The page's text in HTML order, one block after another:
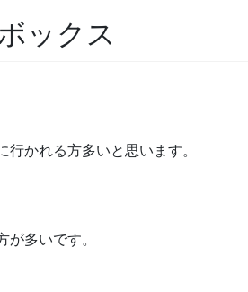
ックス
かれる方多いと思います。
多いです。